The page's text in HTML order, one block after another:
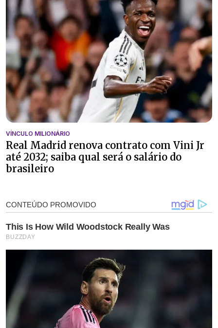
VÍNCULO MILIONÁRIO
Real Madrid renova contrato com Vini Jr
até 2032; saiba qual será o salário do
brasileiro